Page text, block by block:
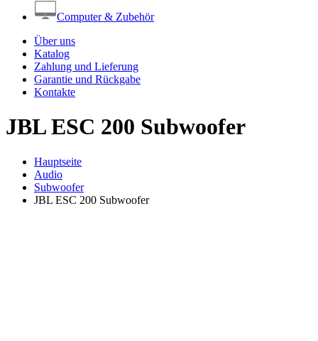
Computer & Zubehör
Über uns
Katalog
Zahlung und Lieferung
Garantie und Rückgabe
Kontakte
JBL ESC 200 Subwoofer
Hauptseite
Audio
Subwoofer
JBL ESC 200 Subwoofer